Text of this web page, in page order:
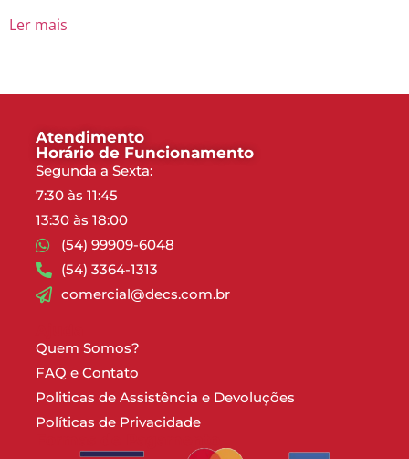
Ler mais
Atendimento
Horário de Funcionamento
Segunda a Sexta:
7:30 às 11:45
13:30 às 18:00
(54) 99909-6048
(54) 3364-1313
comercial@decs.com.br
Quem Somos?
FAQ e Contato
Politicas de Assistência e Devoluções
Políticas de Privacidade